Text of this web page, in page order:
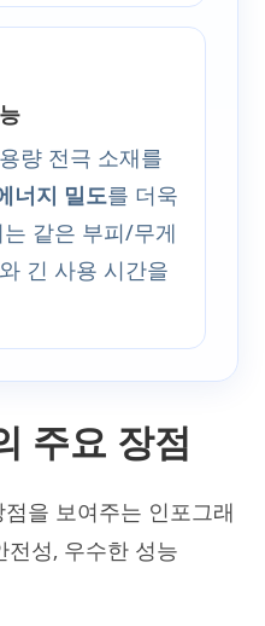
량 전극 소재를
너지 밀도를 더욱
같은 부피/무게
긴 사용 시간을
주요 장점